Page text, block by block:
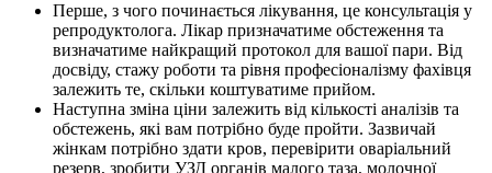
Перше, з чого починається лікування, це консультація у
репродуктолога. Лікар призначатиме обстеження та
визначатиме найкращий протокол для вашої пари. Від
досвіду, стажу роботи та рівня професіоналізму фахівця
залежить те, скільки коштуватиме прийом.
Наступна зміна ціни залежить від кількості аналізів та
обстежень, які вам потрібно буде пройти. Зазвичай
жінкам потрібно здати кров, перевірити оваріальний
резерв, зробити УЗД органів малого таза, молочної